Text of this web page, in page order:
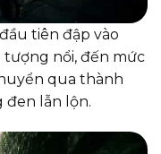
tiên đập vào
nổi, đến mức
qua thành
đen lẫn lộn.